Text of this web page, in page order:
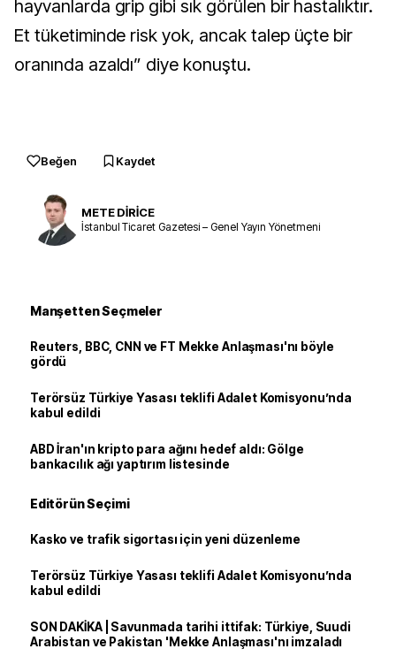
hayvanlarda grip gibi sık görülen bir hastalıktır.
Et tüketiminde risk yok, ancak talep üçte bir
oranında azaldı” diye konuştu.
Beğen Kaydet
METE DİRİCE
İstanbul Ticaret Gazetesi – Genel Yayın Yönetmeni
Manşetten Seçmeler
Reuters, BBC, CNN ve FT Mekke Anlaşması'nı böyle
gördü
Terörsüz Türkiye Yasası teklifi Adalet Komisyonu’nda
kabul edildi
ABD İran'ın kripto para ağını hedef aldı: Gölge
bankacılık ağı yaptırım listesinde
Editörün Seçimi
Kasko ve trafik sigortası için yeni düzenleme
Terörsüz Türkiye Yasası teklifi Adalet Komisyonu’nda
kabul edildi
SON DAKİKA | Savunmada tarihi ittifak: Türkiye, Suudi
Arabistan ve Pakistan 'Mekke Anlaşması'nı imzaladı